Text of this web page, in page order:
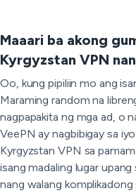
Maaari ba akong
Kyrgyzstan VPN
Oo, kung pipiliin mo ang
Maraming random na
nagpapakita ng mga ad, o
VeePN ay nagbibigay sa
Kyrgyzstan VPN sa
isang madaling lugar
nang walang komplikadong